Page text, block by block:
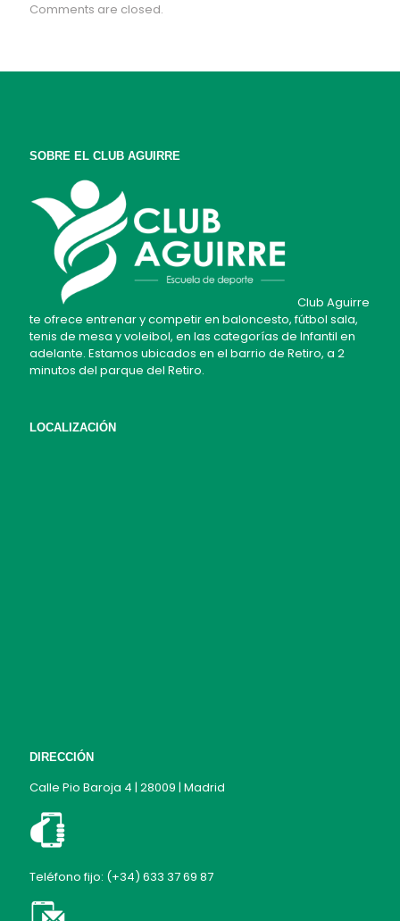
Comments are closed.
SOBRE EL CLUB AGUIRRE
Club Aguirre
te ofrece entrenar y competir en baloncesto, fútbol sala,
tenis de mesa y voleibol, en las categorías de Infantil en
adelante. Estamos ubicados en el barrio de Retiro, a 2
minutos del parque del Retiro.
LOCALIZACIÓN
DIRECCIÓN
Calle Pio Baroja 4 | 28009 | Madrid
Teléfono fijo: (+34) 633 37 69 87